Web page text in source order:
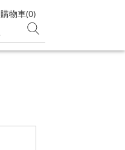
購物車(0)